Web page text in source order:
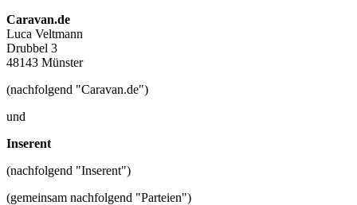
Caravan.de
Luca Veltmann
Drubbel 3
48143 Münster
(nachfolgend "Caravan.de")
und
Inserent
(nachfolgend "Inserent")
(gemeinsam nachfolgend "Parteien")